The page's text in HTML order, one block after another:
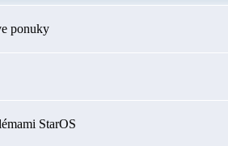
ponuky
StarOS